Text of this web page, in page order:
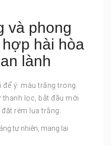
và phong
hài hòa
lành
ý: màu trắng trong
lọc, bắt đầu mới
rèm lụa trắng:
tự nhiên, mang lại